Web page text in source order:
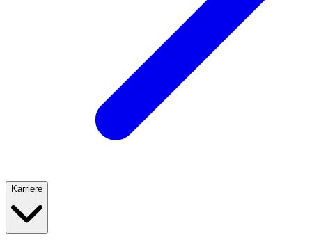
Karriere